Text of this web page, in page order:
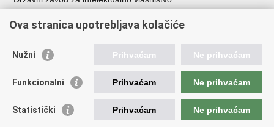
HAKOM
Ostale poveznice
Hrvatski audiovizualni centar
Creative Europe
Ova stranica upotrebljava kolačiće
Nužni Prihvaćam Ne prihvaćam
Funkcionalni Prihvaćam Ne prihvaćam
Statistički Prihvaćam Ne prihvaćam